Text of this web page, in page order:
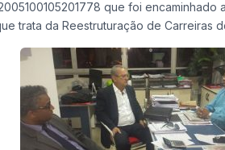
que foi encaminhado
trata da Reestruturação de Carreiras